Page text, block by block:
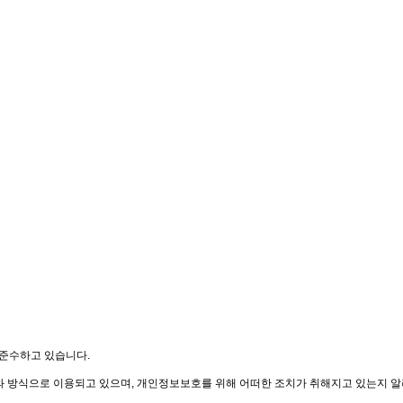
수하고 있습니다.
식으로 이용되고 있으며, 개인정보보호를 위해 어떠한 조치가 취해지고 있는지